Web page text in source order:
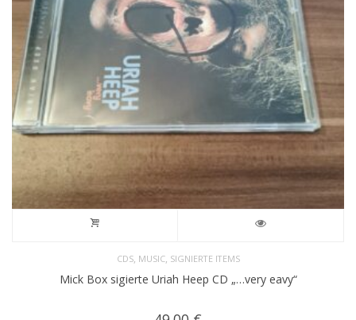
CDS, MUSIC, SIGNIERTE ITEMS
Mick Box sigierte Uriah Heep CD „…very eavy“